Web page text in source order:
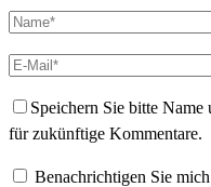
Speichern Sie bitte
für zukünftige Kommentare.
Benachrichtigen Sie